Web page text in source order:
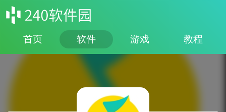
首页 软件 游戏 教程